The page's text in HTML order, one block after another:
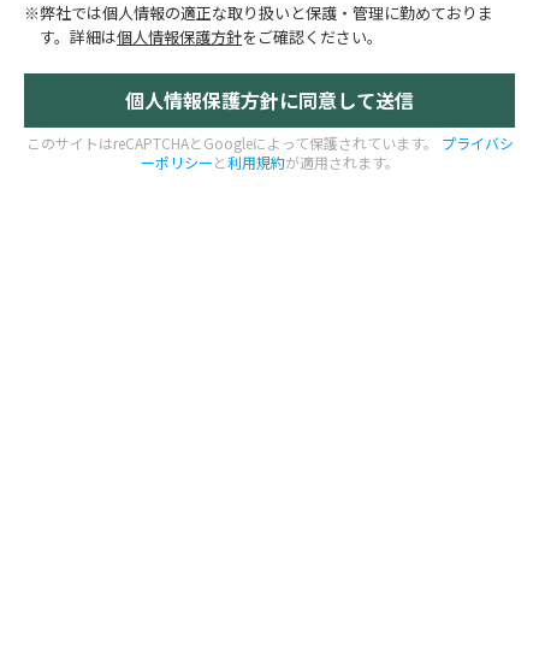
※弊社では個人情報の適正な取り扱いと保護・管理に勤めておりま
す。 詳細は個人情報保護方針をご確認ください。
このサイトはreCAPTCHAとGoogleによって保護されています。
プライバシ
ーポリシーと利用規約が適用されます。